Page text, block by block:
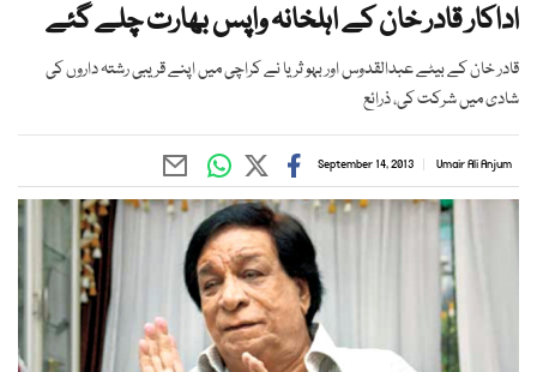
اداکار قادر خان کے اہلخانہ واپس بھارت چلے گئے
قادر خان کے بیٹے عبدالقدوس اور بہو ثریا نے کراچی میں اپنے قریبی رشتہ داروں کی
شادی میں شرکت کی، ذرائع
Umair Ali Anjum
September 14, 2013